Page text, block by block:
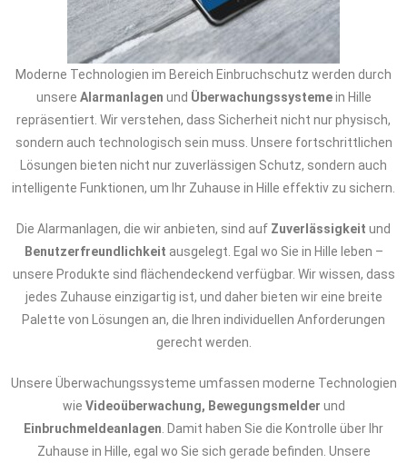
Moderne Technologien im Bereich Einbruchschutz werden durch
unsere Alarmanlagen und Überwachungssystemein Hille
repräsentiert. Wir verstehen, dass Sicherheit nicht nur physisch,
sondern auch technologisch sein muss. Unsere fortschrittlichen
Lösungen bieten nicht nur zuverlässigen Schutz, sondern auch
intelligente Funktionen, um Ihr Zuhause in Hille effektiv zu sichern.
Die Alarmanlagen, die wir anbieten, sind auf Zuverlässigkeit und
Benutzerfreundlichkeit ausgelegt. Egal wo Sie in Hille leben –
unsere Produkte sind flächendeckend verfügbar. Wir wissen, dass
jedes Zuhause einzigartig ist, und daher bieten wir eine breite
Palette von Lösungen an, die Ihren individuellen Anforderungen
gerecht werden.
Unsere Überwachungssysteme umfassen moderne Technologien
wie Videoüberwachung, Bewegungsmelder und
Einbruchmeldeanlagen . Damit haben Sie die Kontrolle über Ihr
Zuhause in Hille, egal wo Sie sich gerade befinden. Unsere